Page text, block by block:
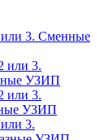
или 3. Сменные
или 3.
УЗИП
или 3.
УЗИП
3.